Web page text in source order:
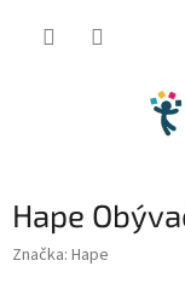
Hape
Značka: Hape